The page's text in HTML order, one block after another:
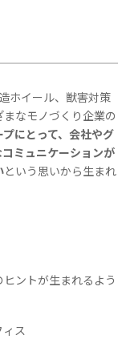
ホイール、獣害対策
なモノづくり企業の
にとって、会社やグ
ミュニケーションが
という思いから生まれ
ントが生まれるよう
ス